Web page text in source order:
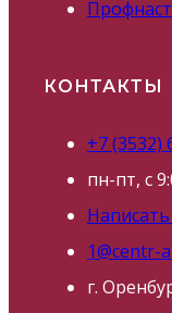
КОНТАКТЫ
+7 (3532)
пн-пт, с
1@centr-
г.